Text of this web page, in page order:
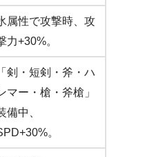
属性で攻撃時、攻
力+30%。
「剣・短剣・斧・ハ
マー・槍・斧槍」
備中、
。